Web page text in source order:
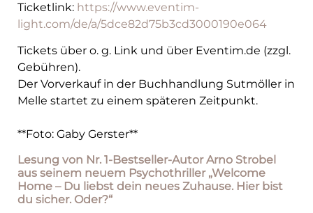
Ticketlink: https://www.eventim-
light.com/de/a/5dce82d75b3cd3000190e064
Tickets über o. g. Link und über Eventim.de (zzgl.
Gebühren).
Der Vorverkauf in der Buchhandlung Sutmöller in
Melle startet zu einem späteren Zeitpunkt.
**Foto: Gaby Gerster**
Lesung von Nr. 1-Bestseller-Autor Arno Strobel
aus seinem neuem Psychothriller „Welcome
Home – Du liebst dein neues Zuhause. Hier bist
du sicher. Oder?“